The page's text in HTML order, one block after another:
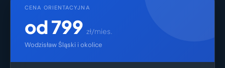
CENA ORIENTACYJNA
od 799 zł/mies.
Wodzisław Śląski i okolice